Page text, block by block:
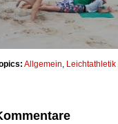
Allgemein, Leichtathletik